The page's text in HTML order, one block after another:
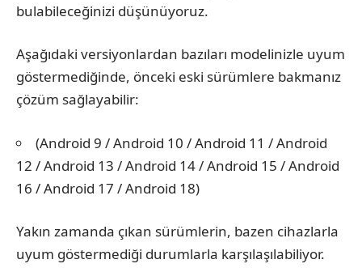
bulabileceğinizi düşünüyoruz.
Aşağıdaki versiyonlardan bazıları modelinizle uyum
göstermediğinde, önceki eski sürümlere bakmanız
çözüm sağlayabilir:
(Android 9 / Android 10 / Android 11 / Android
12 / Android 13 / Android 14 / Android 15 / Android
16 / Android 17 / Android 18)
Yakın zamanda çıkan sürümlerin, bazen cihazlarla
uyum göstermediği durumlarla karşılaşılabiliyor.